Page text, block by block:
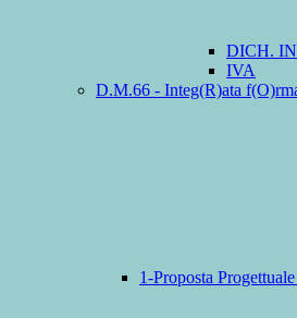
DICH.
IVA
D.M.66 - Integ(R)ata
1-Proposta